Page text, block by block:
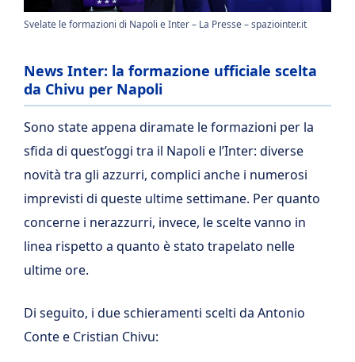
Svelate le formazioni di Napoli e Inter – La Presse – spaziointer.it
News Inter: la formazione ufficiale scelta
da Chivu per Napoli
Sono state appena diramate le formazioni per la
sfida di quest’oggi tra il Napoli e l’Inter: diverse
novità tra gli azzurri, complici anche i numerosi
imprevisti di queste ultime settimane. Per quanto
concerne i nerazzurri, invece, le scelte vanno in
linea rispetto a quanto è stato trapelato nelle
ultime ore.
Di seguito, i due schieramenti scelti da Antonio
Conte e Cristian Chivu: